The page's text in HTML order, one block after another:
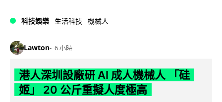
科技娛樂 生活科技 機械人
Lawton 6 小時
港人深圳設廠研 AI 成人機械人 「硅
姬」 20 公斤重擬人度極高